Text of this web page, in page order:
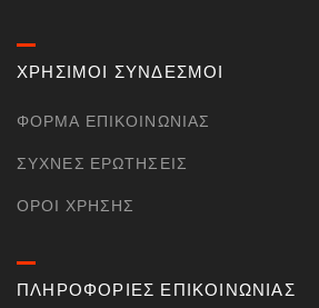
ΧΡΗΣΙΜΟΙ ΣΥΝΔΕΣΜΟΙ
ΦΌΡΜΑ ΕΠΙΚΟΙΝΩΝΊΑΣ
ΣΥΧΝΈΣ ΕΡΩΤΉΣΕΙΣ
ΌΡΟΙ ΧΡΉΣΗΣ
ΠΛΗΡΟΦΟΡΙΕΣ ΕΠΙΚΟΙΝΩΝΙΑΣ